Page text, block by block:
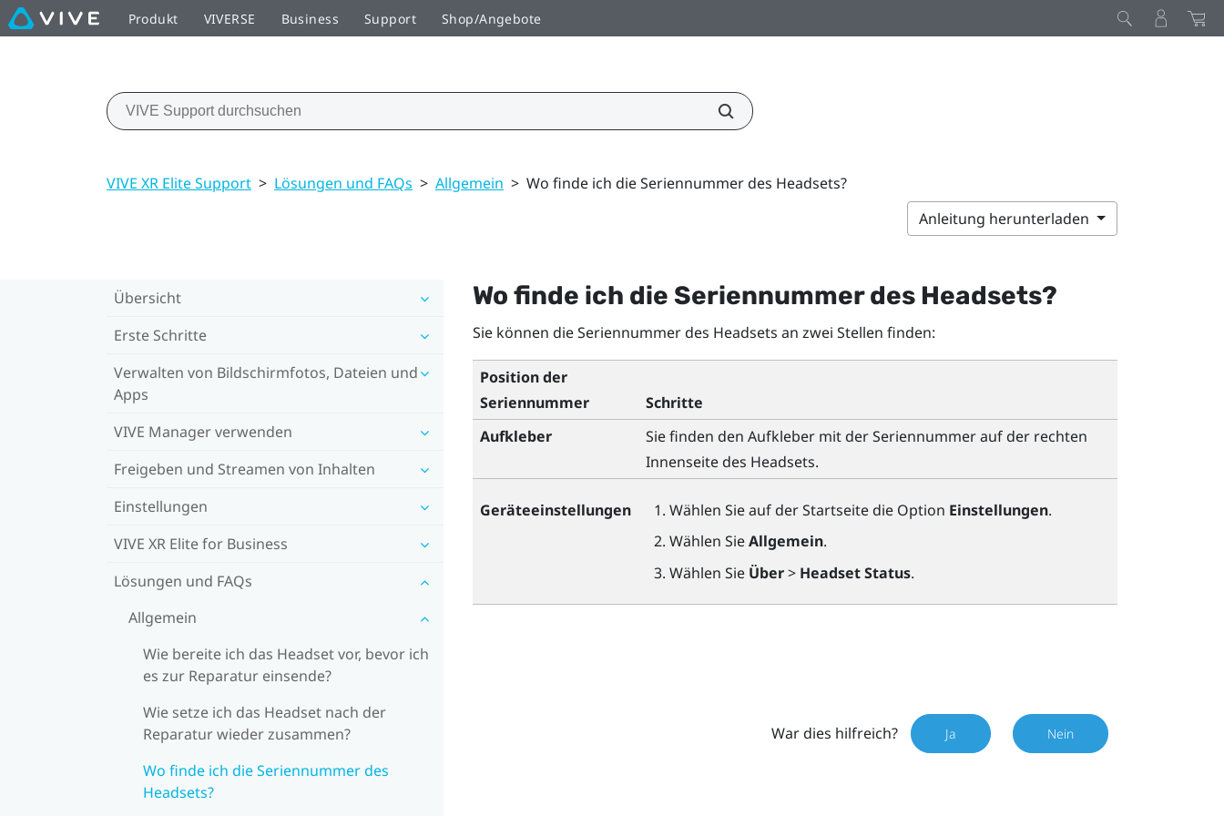
Produkt VIVERSE Business Support Shop/Angebote
VIVE XR Elite Support > Lösungen und FAQs > Allgemein > Wo finde ich die Seriennummer des Headsets?
Anleitung herunterladen
Übersicht
Erste Schritte
Verwalten von Bildschirmfotos, Dateien und
Apps
VIVE Manager verwenden
Freigeben und Streamen von Inhalten
Einstellungen
VIVE XR Elite for Business
Lösungen und FAQs
Allgemein
Wie bereite ich das Headset vor, bevor ich
es zur Reparatur einsende?
Wie setze ich das Headset nach der
Reparatur wieder zusammen?
Wo finde ich die Seriennummer des
Headsets?
Wo finde ich die Seriennummer des Headsets?
Sie können die Seriennummer des Headsets an zwei Stellen finden:
Position der
Seriennummer
Schritte
Aufkleber
Sie finden den Aufkleber mit der Seriennummer auf der rechten
Innenseite des Headsets.
Geräteeinstellungen Wählen Sie auf derStartseitedie Option Einstellungen.
Wählen SieAllgemein.
Wählen Sie Über> Headset Status.
War dies hilfreich? Ja Nein